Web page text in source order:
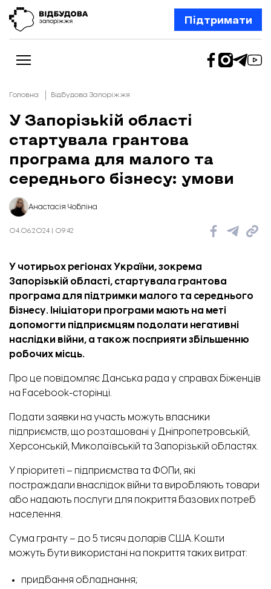
Підтримати
Новини
Відбудова Запоріжжя
Ексклюзив
Бізнес
Шлях додому
Колонки
Про нас
Редакційна політика
Головна Відбудова Запоріжжя
У Запорізькій області
стартувала грантова
програма для малого та
середнього бізнесу: умови
Анастасія Чобліна
04.06.2024 | 09:42
У чотирьох регіонах України, зокрема
Запорізькій області, стартувала грантова
програма для підтримки малого та середнього
бізнесу. Ініціатори програми мають на меті
допомогти підприємцям подолати негативні
наслідки війни, а також посприяти збільшенню
робочих місць.
Про це повідомляє Данська рада у справах біженців
на Facebook-сторінці.
Подати заявки на участь можуть власники
підприємств, що розташовані у Дніпропетровській,
Херсонській, Миколаївській та Запорізькій областях.
У пріоритеті – підприємства та ФОПи, які
постраждали внаслідок війни та виробляють товари
або надають послуги для покриття базових потреб
населення.
Сума гранту – до 5 тисяч доларів США. Кошти
можуть бути використані на покриття таких витрат:
придбання обладнання;